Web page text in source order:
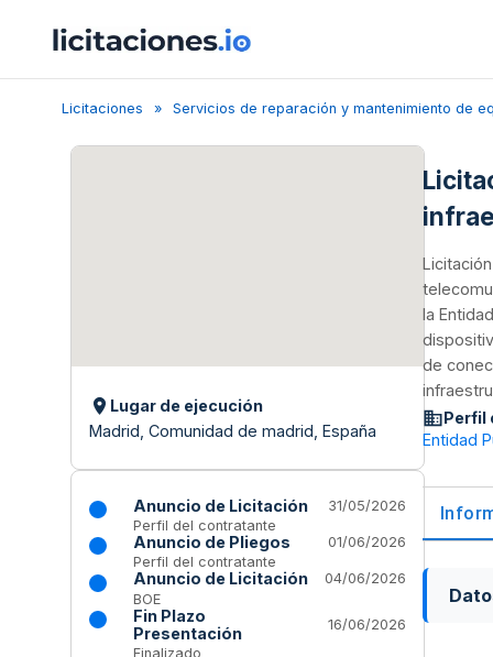
Licitaciones Servicios de reparación y mantenimiento de
Lugar de ejecución
Madrid, Comunidad de madrid, España
Anuncio de Licitación
31/05/2026
Perfil del contratante
Anuncio de Pliegos
01/06/2026
Perfil del contratante
Anuncio de Licitación
04/06/2026
BOE
Fin Plazo
Presentación
16/06/2026
Finalizado
la
de
Perfil
Entidad